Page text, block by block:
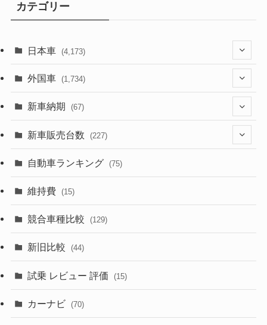
カテゴリー
日本車 (4,173)
(1,321)
(329)
(357)
(328)
(253)
外国車 (1,734)
(242)
(85)
(84)
(50)
(58)
新車納期 (67)
(28)
(8)
(3)
(3)
(1)
新車販売台数 (227)
(21)
(5)
(7)
自動車ランキング (75)
維持費 (15)
競合車種比較 (129)
新旧比較 (44)
試乗 レビュー 評価 (15)
カーナビ (70)